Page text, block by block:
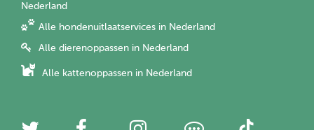
Nederland
Alle hondenuitlaatservices in Nederland
Alle dierenoppassen in Nederland
Alle kattenoppassen in Nederland